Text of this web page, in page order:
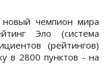
чемпион мира
Эло (система
(рейтингов)
в 2800 пунктов - на